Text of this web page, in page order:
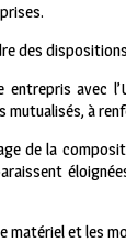
des
entrepris avec
mutualisés, à
de la
matériel et les